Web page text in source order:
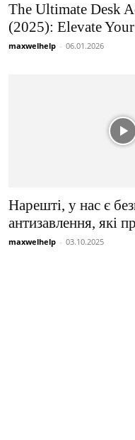
The Ultimate Desk
(2025): Elevate
maxwelhelp - 06.01.2026
Нарешті, у нас є
антизавлення, які
maxwelhelp - 03.10.2025